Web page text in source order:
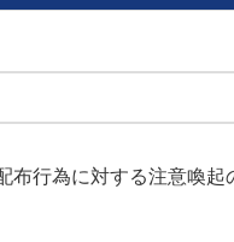
布行為に対する注意喚起